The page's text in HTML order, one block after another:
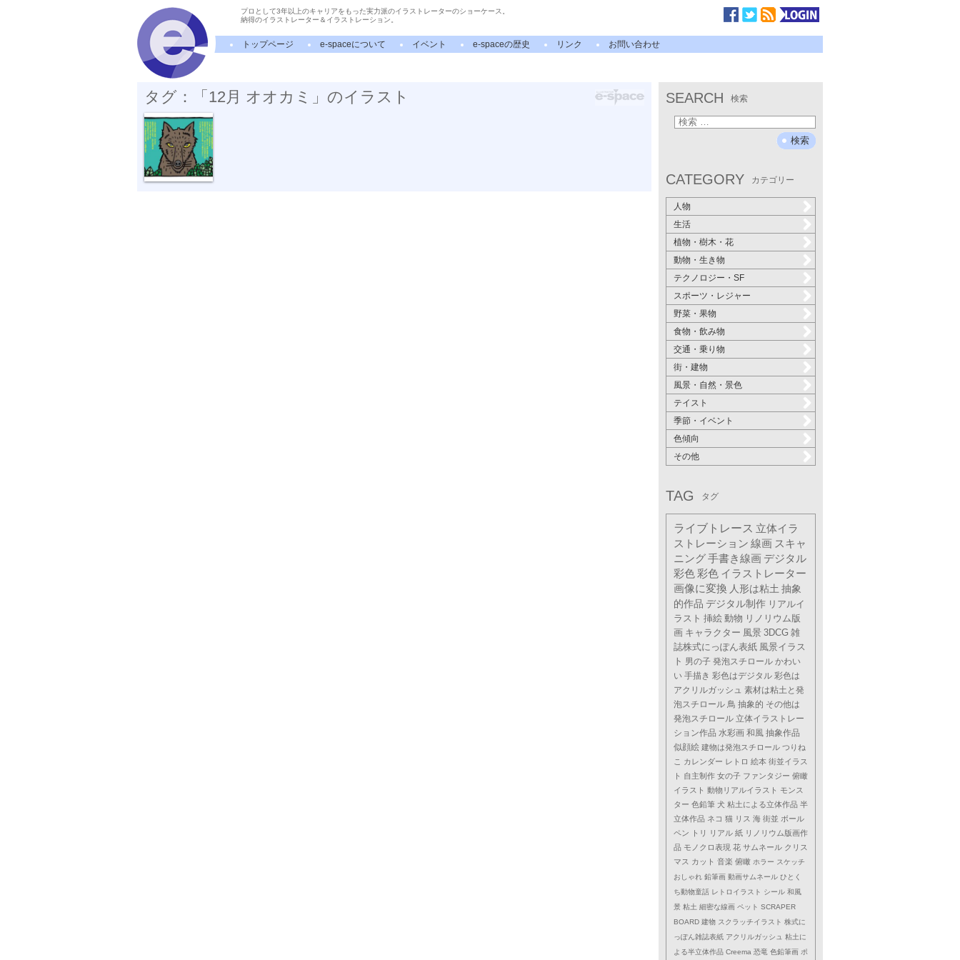
プロとして3年以上のキャリアをもった実力派のイラストレーターのショーケース。
納得のイラストレーター＆イラストレーション。
トップページ e-spaceについて イベント e-spaceの歴史 リンク お問い合わせ
タグ：「12月 オオカミ」のイラスト
わるもの SEARCH 検索
CATEGORY カテゴリー
人物
生活
植物・樹木・花
動物・生き物
テクノロジー・SF
スポーツ・レジャー
野菜・果物
食物・飲み物
交通・乗り物
街・建物
風景・自然・景色
テイスト
季節・イベント
色傾向
その他
TAG タグ
ライブトレース 立体イラ
ストレーション 線画 スキャ
ニング手書き線画 デジタル
彩色彩色 イラストレーター
画像に変換 人形は粘土 抽象
的作品 デジタル制作 リアルイ
ラスト 挿絵 動物 リノリウム版
画 キャラクター 風景 3DCG 雑
誌株式にっぽん表紙 風景イラス
ト 男の子 発泡スチロール かわい
い 手描き 彩色はデジタル 彩色は
アクリルガッシュ 素材は粘土と発
泡スチロール 鳥 抽象的 その他は
発泡スチロール 立体イラストレー
ション作品 水彩画 和風 抽象作品
似顔絵 建物は発泡スチロール つりね
こ カレンダー レトロ 絵本 街並イラス
ト 自主制作 女の子 ファンタジー 俯瞰
イラスト 動物リアルイラスト モンス
ター 色鉛筆 犬 粘土による立体作品 半
立体作品 ネコ 猫 リス 海 街並 ボール
ペン
トリ リアル 紙 リノリウム版画作
品 モノクロ表現 花 サムネール クリス
マス カット 音楽 俯瞰 ホラー スケッチ
おしゃれ 鉛筆画 動画サムネール ひとく
ち動物童話 レトロイラスト シール 和風
景 粘土 細密な線画 ペット SCRAPER
BOARD 建物 スクラッチイラスト 株式に
っぽん雑誌表紙 アクリルガッシュ 粘土に
よる半立体作品 Creema 恐竜 色鉛筆画 ポ